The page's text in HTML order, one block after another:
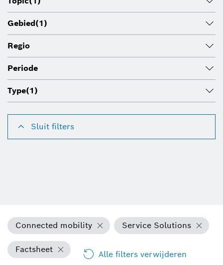
Gebied(1)
Regio
Periode
Type(1)
Sluit filters
Connected mobility Service Solutions
Factsheet Alle filters verwijderen